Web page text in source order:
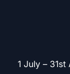
1 July – 31st